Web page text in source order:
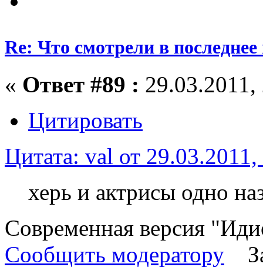
Re: Что смотрели в
« Ответ #89 :
Цитировать
Цитата: val от
херь и актрисы одно
Современная версия
Сообщить модератору